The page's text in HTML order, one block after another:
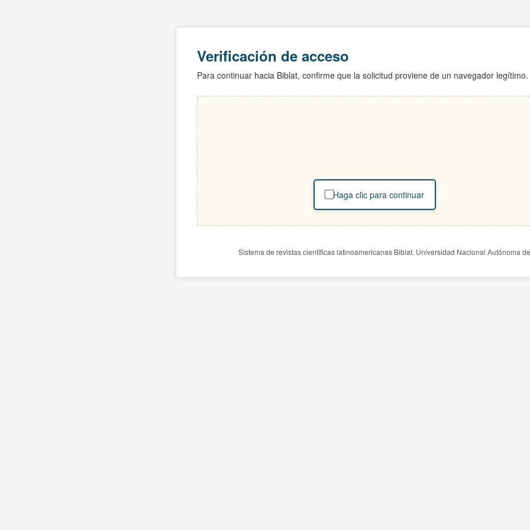
Verificación de acceso
Para continuar hacia Biblat, confirme que la solicitud proviene de un navegador legítimo.
Haga clic para continuar
Sistema de revistas científicas latinoamericanas Biblat. Universidad Nacional Autónoma